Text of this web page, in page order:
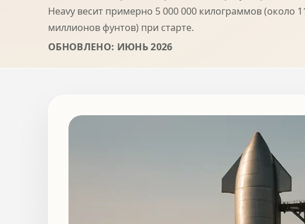
Heavy весит примерно 5 000 000 килограммов (около
миллионов фунтов) при старте.
ОБНОВЛЕНО: ИЮНЬ 2026